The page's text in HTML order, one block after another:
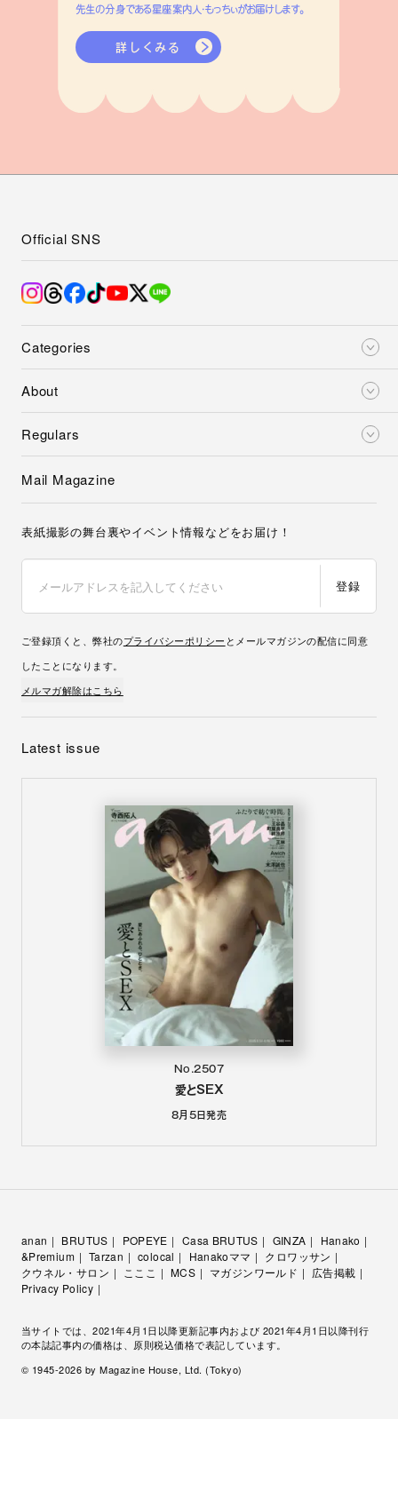
先生の分身である星座案内人・もっちぃがお届けします。
詳しくみる
Categories
About
Regulars
Official SNS
Mail Magazine
表紙撮影の舞台裏やイベント情報などをお届け！
登録
ご登録頂くと、弊社のプライバシーポリシー とメールマガジンの配信に同意
したことになります。
メルマガ解除はこちら
Latest issue
No.2507
愛とSEX
8月5日発売
anan BRUTUS POPEYE Casa BRUTUS GINZA
Hanako
&Premium
Tarzan colocal Hanakoママ
クロワッサン
クウネル・サロン
こここ MCS マガジンワールド
広告掲載
Privacy Policy
当サイトでは、2021年4月1日以降更新記事内および 2021年4月1日以降刊行
の本誌記事内の価格は、原則税込価格で表記しています。
© 1945-2026 by Magazine House, Ltd. (Tokyo)